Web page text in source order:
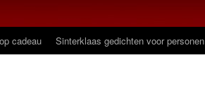
cadeau Sinterklaas gedichten voor personen